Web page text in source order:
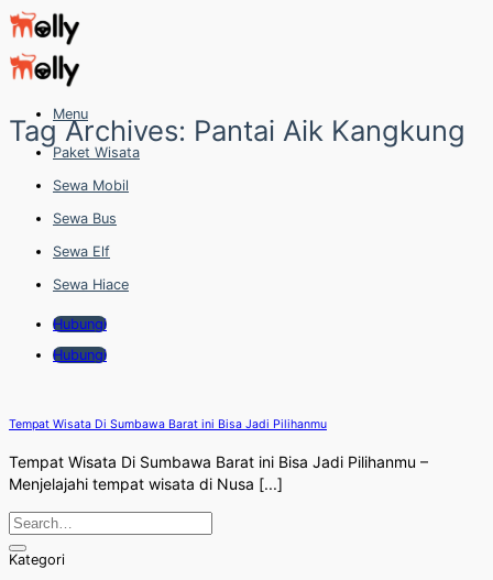
Skip
to
content
Menu
Paket Wisata
Sewa Mobil
Sewa Bus
Sewa Elf
Sewa Hiace
Hubungi
Hubungi
Tag Archives: Pantai Aik Kangkung
Tempat Wisata Di Sumbawa Barat ini Bisa Jadi Pilihanmu
Tempat Wisata Di Sumbawa Barat ini Bisa Jadi Pilihanmu –
Menjelajahi tempat wisata di Nusa [...]
Kategori